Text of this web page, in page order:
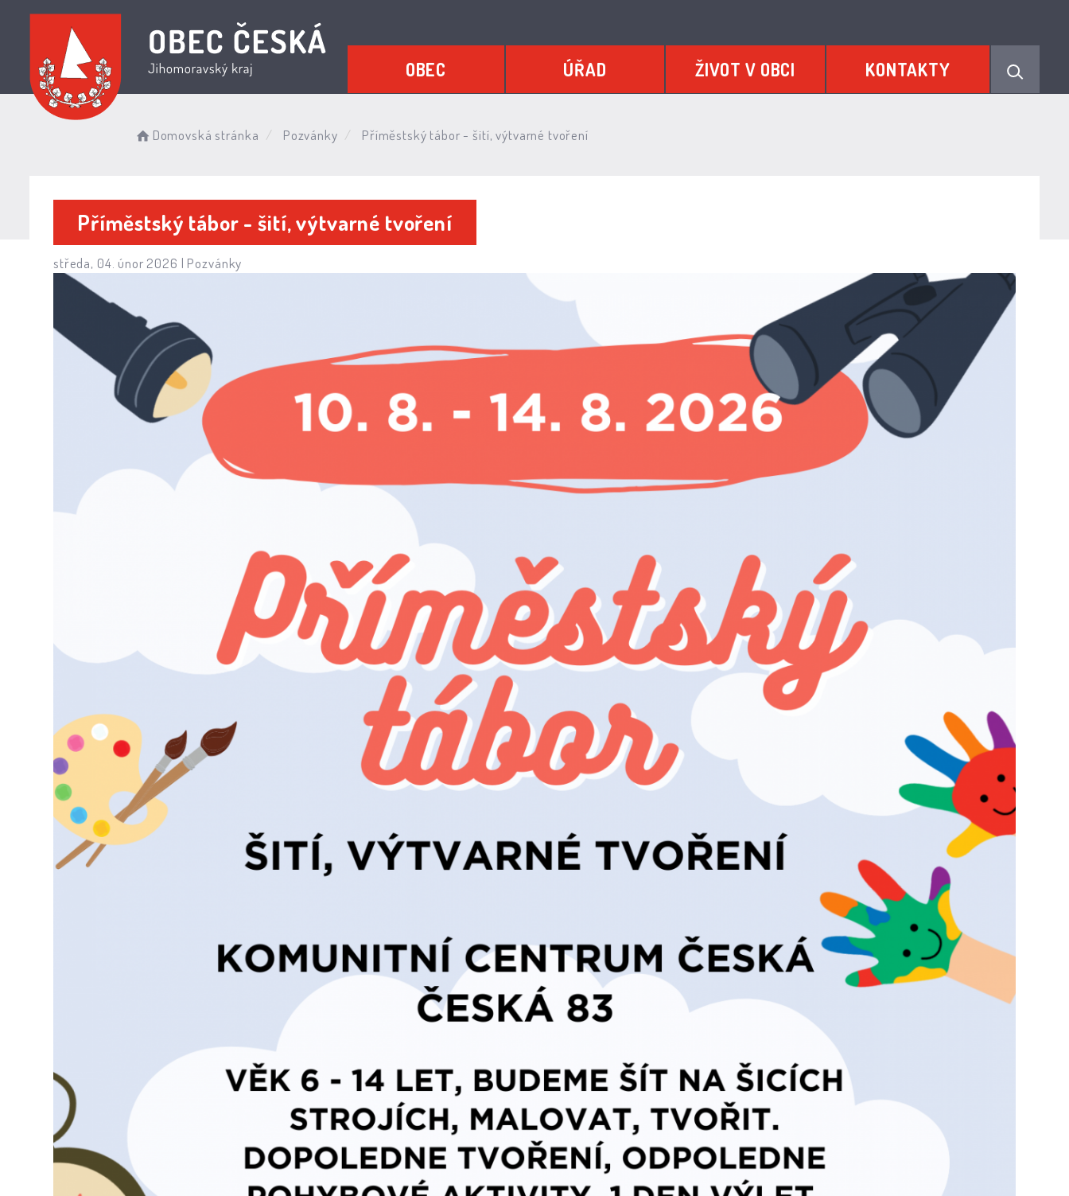
OBEC ÚŘAD ŽIVOT V OBCI KONTAKTY
Domovská stránka Pozvánky Příměstský tábor - šití, výtvarné tvoření
Příměstský tábor - šití, výtvarné tvoření
středa, 04. únor 2026 | Pozvánky